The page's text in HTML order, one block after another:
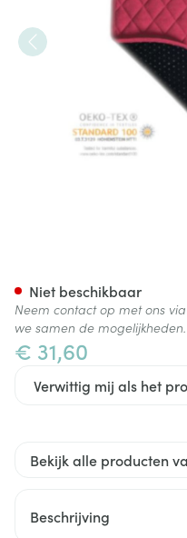
€ 31,60
Verwittig mij als het
Niet beschikbaar
Neem contact op met ons
we samen de mogelijkheden.
Bekijk alle producten
Beschrijving